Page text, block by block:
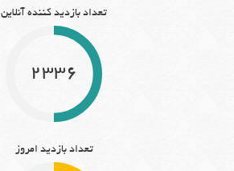
تعداد بازدید کننده آنلاین
2336
تعداد بازدید امروز